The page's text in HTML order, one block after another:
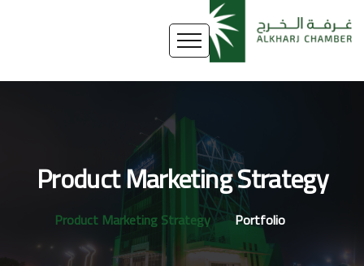
Product Marketing Strategy
Portfolio
Product Marketing Strategy